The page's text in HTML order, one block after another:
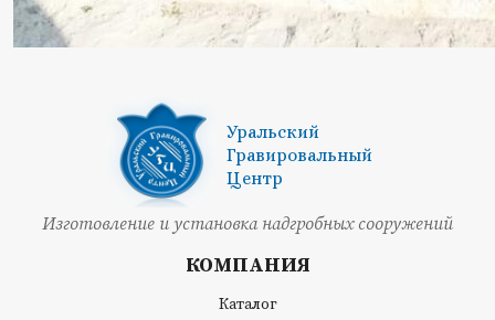
Уральский
Гравировальный
Центр
Изготовление и установка надгробных сооружений
КОМПАНИЯ
Каталог